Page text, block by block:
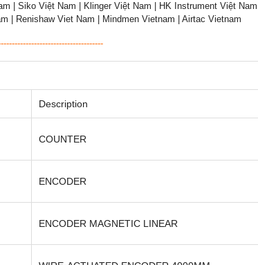
| Siko Việt Nam | Klinger Việt Nam | HK Instrument Việt Nam |
| Renishaw Viet Nam | Mindmen Vietnam | Airtac Vietnam
Description
COUNTER
ENCODER
ENCODER MAGNETIC LINEAR